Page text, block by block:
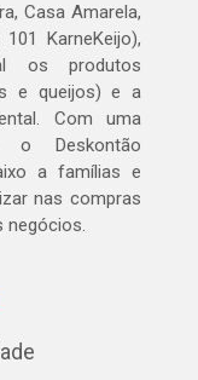
Casa Amarela,
KarneKeijo),
os produtos
e queijos) e a
Com uma
o Deskontão
a famílias e
nas compras
negócios.